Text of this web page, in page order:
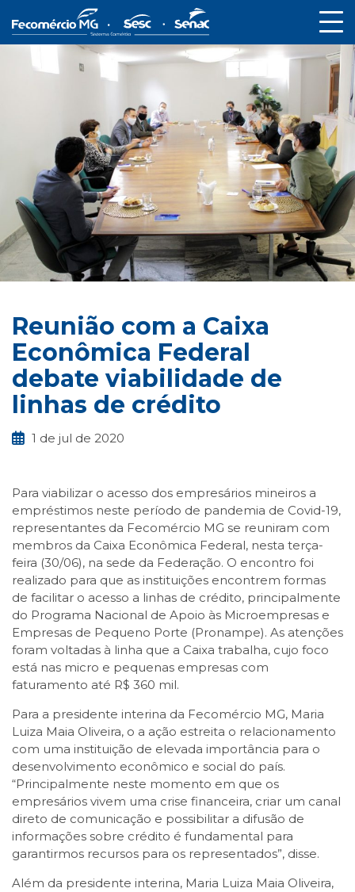
Reunião com a Caixa
Econômica Federal
debate viabilidade de
linhas de crédito
1 de jul de 2020
Para viabilizar o acesso dos empresários mineiros a
empréstimos neste período de pandemia de Covid-19,
representantes da Fecomércio MG se reuniram com
membros da Caixa Econômica Federal, nesta terça-
feira (30/06), na sede da Federação. O encontro foi
realizado para que as instituições encontrem formas
de facilitar o acesso a linhas de crédito, principalmente
do Programa Nacional de Apoio às Microempresas e
Empresas de Pequeno Porte (Pronampe). As atenções
foram voltadas à linha que a Caixa trabalha, cujo foco
está nas micro e pequenas empresas com
faturamento até R$ 360 mil.
Para a presidente interina da Fecomércio MG, Maria
Luiza Maia Oliveira, o a ação estreita o relacionamento
com uma instituição de elevada importância para o
desenvolvimento econômico e social do país.
“Principalmente neste momento em que os
empresários vivem uma crise financeira, criar um canal
direto de comunicação e possibilitar a difusão de
informações sobre crédito é fundamental para
garantirmos recursos para os representados”, disse.
Além da presidente interina, Maria Luiza Maia Oliveira,